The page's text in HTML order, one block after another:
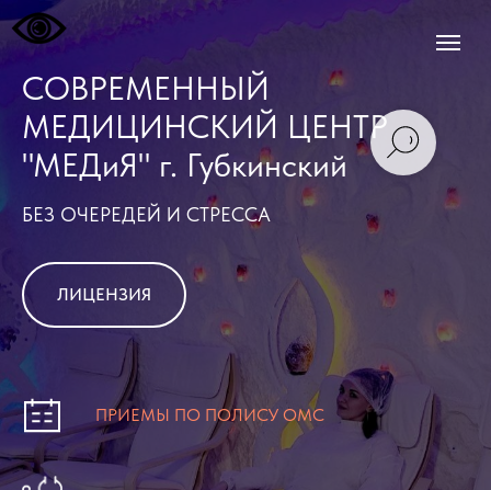
СОВРЕМЕННЫЙ
МЕДИЦИНСКИЙ ЦЕНТР
"МЕДиЯ" г. Губкинский
БЕЗ ОЧЕРЕДЕЙ И СТРЕССА
ЛИЦЕНЗИЯ
ПРИЕМЫ ПО ПОЛИСУ ОМС